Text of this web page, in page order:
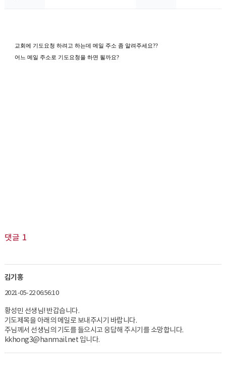
교회에 기도요청 하려고 하는데 메일 주소 좀 알려주세요??
어느 메일 주소로 기도요청을 하면 될까요?
댓글 1
김기홍
2021-05-22 06:56:10
황성민 선생님! 반갑습니다.
기도제목을 아래의 메일로 보내주시기 바랍니다.
주님께서 선생님의 기도를 들으시고 응답해 주시기를 소망합니다.
kkhong3@hanmail.net 입니다.